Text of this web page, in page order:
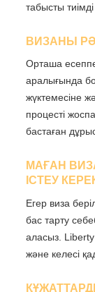
табысты тиімді
ВИЗАНЫ
Орташа
аралығында
жүктемесіне
процесті
бастаған
МАҒАН
ІСТЕУ
Егер виза
бас тарту
аласыз.
және келесі